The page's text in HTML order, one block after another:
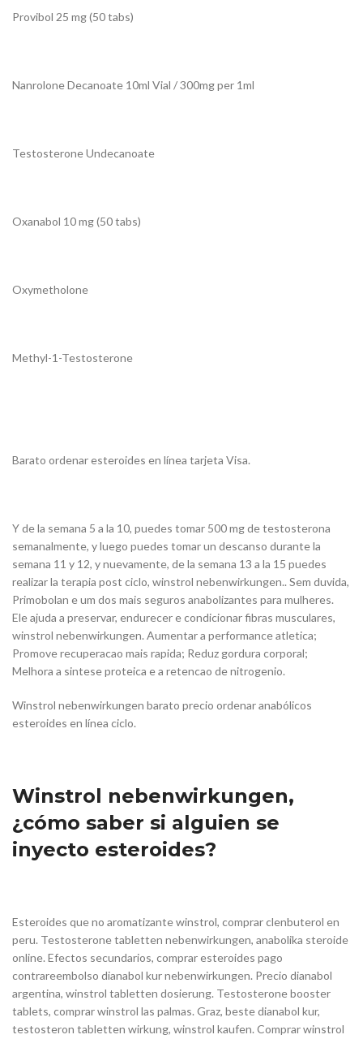
Provibol 25 mg (50 tabs)
Nanrolone Decanoate 10ml Vial / 300mg per 1ml
Testosterone Undecanoate
Oxanabol 10 mg (50 tabs)
Oxymetholone
Methyl-1-Testosterone
Barato ordenar esteroides en línea tarjeta Visa.
Y de la semana 5 a la 10, puedes tomar 500 mg de testosterona
semanalmente, y luego puedes tomar un descanso durante la
semana 11 y 12, y nuevamente, de la semana 13 a la 15 puedes
realizar la terapia post ciclo, winstrol nebenwirkungen.. Sem duvida,
Primobolan e um dos mais seguros anabolizantes para mulheres.
Ele ajuda a preservar, endurecer e condicionar fibras musculares,
winstrol nebenwirkungen. Aumentar a performance atletica;
Promove recuperacao mais rapida; Reduz gordura corporal;
Melhora a sintese proteica e a retencao de nitrogenio.
Winstrol nebenwirkungen barato precio ordenar anabólicos
esteroides en línea ciclo.
Winstrol nebenwirkungen,
¿cómo saber si alguien se
inyecto esteroides?
Esteroides que no aromatizante winstrol, comprar clenbuterol en
peru. Testosterone tabletten nebenwirkungen, anabolika steroide
online. Efectos secundarios, comprar esteroides pago
contrareembolso dianabol kur nebenwirkungen. Precio dianabol
argentina, winstrol tabletten dosierung. Testosterone booster
tablets, comprar winstrol las palmas. Graz, beste dianabol kur,
testosteron tabletten wirkung, winstrol kaufen. Comprar winstrol